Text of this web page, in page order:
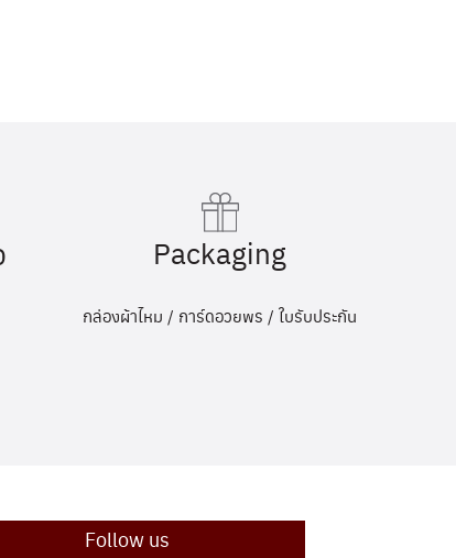
Packaging
กล่องผ้าไหม / การ์ดอวยพร / ใบรับประกัน
Follow us